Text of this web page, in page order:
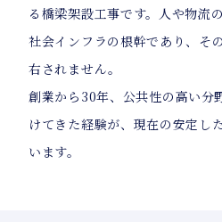
る橋梁架設工事です。人や物流
社会インフラの根幹であり、そ
右されません。
創業から30年、公共性の高い分
けてきた経験が、現在の安定し
います。